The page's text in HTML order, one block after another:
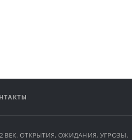
ВЕК. ОТКРЫТИЯ, ОЖИДАНИЯ, УГРОЗЫ.